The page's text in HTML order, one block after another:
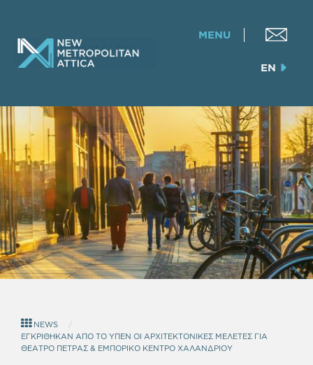
MENU
EN
NEWS
ΕΓΚΡΙΘΗΚΑΝ ΑΠΟ ΤΟ ΥΠΕΝ ΟΙ ΑΡΧΙΤΕΚΤΟΝΙΚΕΣ ΜΕΛΕΤΕΣ ΓΙΑ
ΘΕΑΤΡΟ ΠΕΤΡΑΣ & ΕΜΠΟΡΙΚΟ ΚΕΝΤΡΟ ΧΑΛΑΝΔΡΙΟΥ